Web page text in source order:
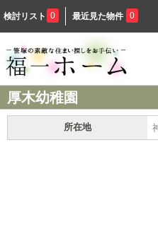
検討リスト 0 最近見た物件 0
厚木幼稚園
所在地